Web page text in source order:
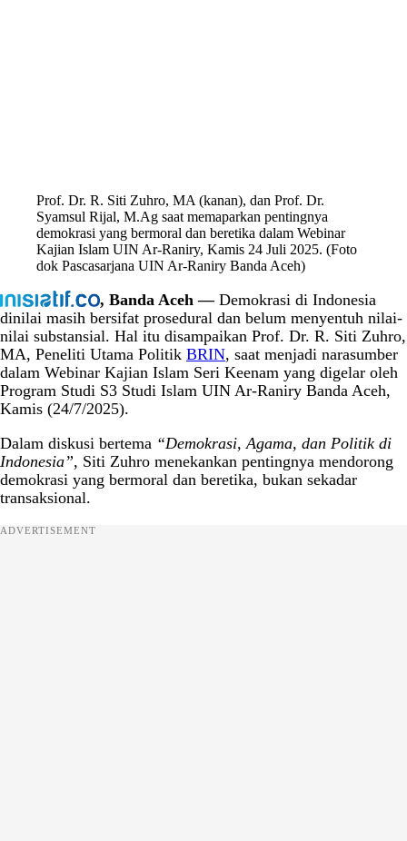
Prof. Dr. R. Siti Zuhro, MA (kanan), dan Prof. Dr.
Syamsul Rijal, M.Ag saat memaparkan pentingnya
demokrasi yang bermoral dan beretika dalam Webinar
Kajian Islam UIN Ar-Raniry, Kamis 24 Juli 2025. (Foto
dok Pascasarjana UIN Ar-Raniry Banda Aceh)
, Banda Aceh —Demokrasi di Indonesia
dinilai masih bersifat prosedural dan belum menyentuh nilai-
nilai substansial. Hal itu disampaikan Prof. Dr. R. Siti Zuhro,
MA, Peneliti Utama Politik BRIN, saat menjadi narasumber
dalam Webinar Kajian Islam Seri Keenam yang digelar oleh
Program Studi S3 Studi Islam UIN Ar-Raniry Banda Aceh,
Kamis (24/7/2025).
Dalam diskusi bertema “Demokrasi, Agama, dan Politik di
Indonesia”, Siti Zuhro menekankan pentingnya mendorong
demokrasi yang bermoral dan beretika, bukan sekadar
transaksional.
ADVERTISEMENT